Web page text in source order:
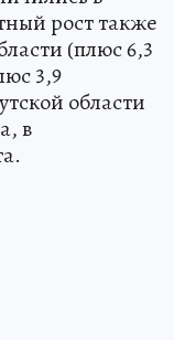
рост также
(плюс 6,3
3,9
области
в